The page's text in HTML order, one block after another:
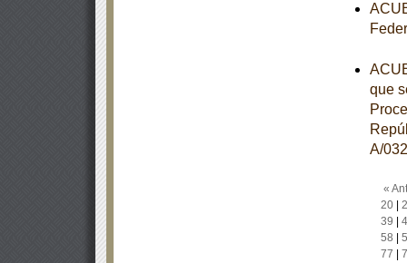
que
A/
«
20|
39
58
77